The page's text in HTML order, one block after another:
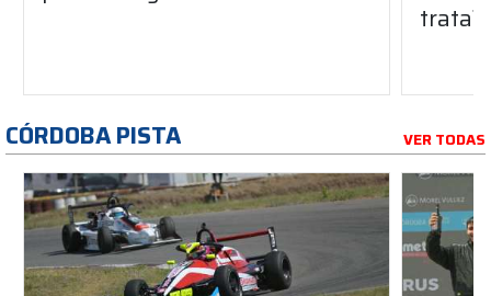
trata?
CÓRDOBA PISTA VER TODAS